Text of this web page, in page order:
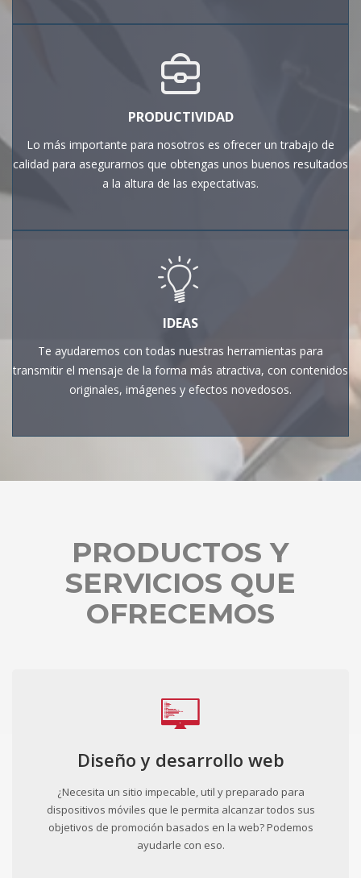
PRODUCTIVIDAD
Lo más importante para nosotros es ofrecer un trabajo de
calidad para asegurarnos que obtengas unos buenos resultados
a la altura de las expectativas.
IDEAS
Te ayudaremos con todas nuestras herramientas para
transmitir el mensaje de la forma más atractiva, con contenidos
originales, imágenes y efectos novedosos.
PRODUCTOS Y
SERVICIOS QUE
OFRECEMOS
Diseño y desarrollo web
¿Necesita un sitio impecable, util y preparado para
dispositivos móviles que le permita alcanzar todos sus
objetivos de promoción basados en la web? Podemos
ayudarle con eso.